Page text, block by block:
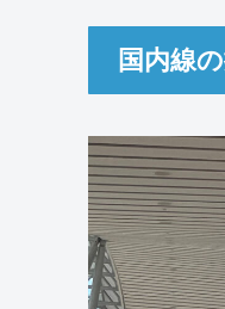
国内線